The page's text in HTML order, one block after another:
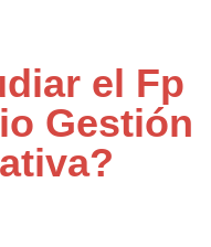
el Fp
Gestión